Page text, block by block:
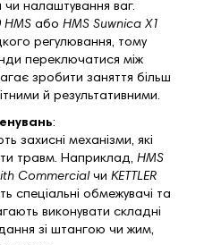
налаштування ваг.
HMS або HMS Suwnica X1
регулювання, тому
переключатися між
зробити заняття більш
й результативними.
:
захисні механізми, які
травм. Наприклад, HMS
Commercialчи KETTLER
спеціальні обмежувачі та
виконувати складні
зі штангою чи жим,